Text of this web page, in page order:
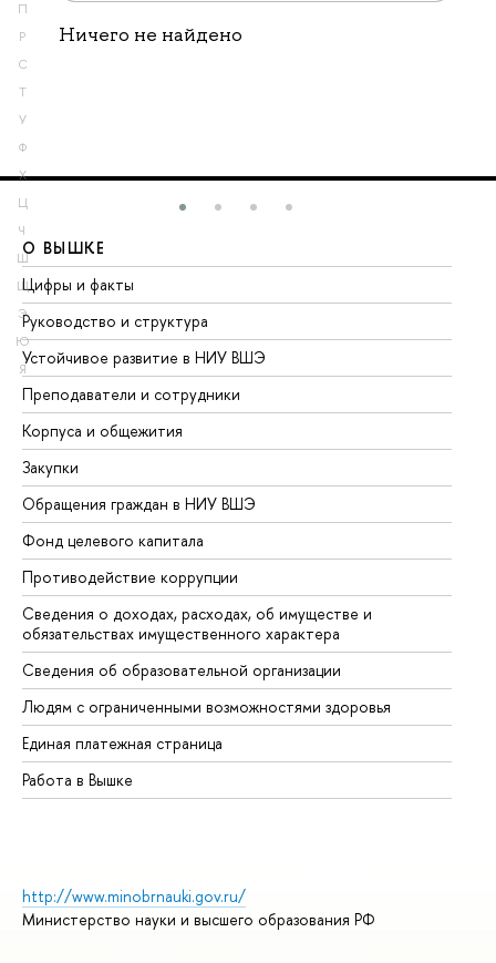
П
Р
С
Т
У
Ф
Х
Ц
Ч
Ш
Щ
Э
Ю
Я
Ничего не найдено
О ВЫШКЕ
Цифры и факты
Руководство и структура
Устойчивое развитие в НИУ ВШЭ
Преподаватели и сотрудники
Корпуса и общежития
Закупки
Обращения граждан в НИУ ВШЭ
Фонд целевого капитала
Противодействие коррупции
Сведения о доходах, расходах, об имуществе и
обязательствах имущественного характера
Сведения об образовательной организации
Людям с ограниченными возможностями здоровья
Единая платежная страница
Работа в Вышке
http://www.minobrnauki.gov.ru/
Министерство науки и высшего образования РФ